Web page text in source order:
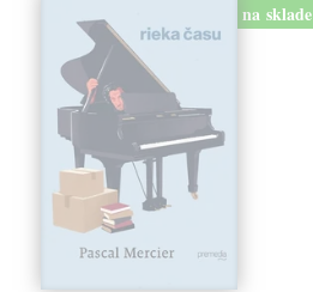
na sklade